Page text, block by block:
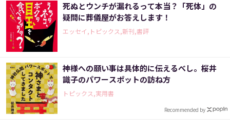
死ぬとウンチが漏れるって本当？「死体」の
疑問に葬儀屋がお答えします！
エッセイ,トピックス,新刊,書評
神様への願い事は具体的に伝えるべし。桜井
識子のパワースポットの訪ね方
トピックス,実用書
Recommended by